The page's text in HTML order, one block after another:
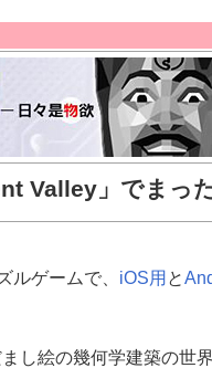
Valley」でまっ
ルゲームで、 iOS用 と
し絵の幾何学建築の世